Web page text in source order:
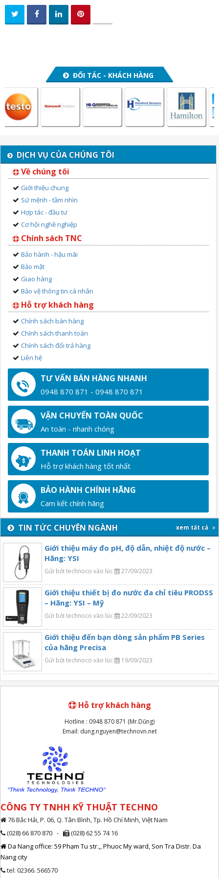
ĐỐI TÁC - KHÁCH HÀNG
DỊCH VỤ CỦA CHÚNG TÔI
Về chúng tôi
Giới thiệu chung
Sứ mệnh - tầm nhìn
Hợp tác - đầu tư
Cơ hội nghề nghiệp
Chính sách TNC
Bảo hành - hậu mãi
Bảo mật
Giao hàng
Bảo vệ thông tin cá nhân
Hỗ trợ khách hàng
Chính sách bán hàng
Chính sách thanh toán
Chính sách đổi trả hàng
Liên hệ
TƯ VẤN BÁN HÀNG NHANH
0948 870 871 - 0948 870 871
VẬN CHUYỂN TOÀN QUỐC
An toàn - nhanh chóng
THANH TOÁN LINH HOẠT
Hỗ trợ khách hàng tốt nhất
BẢO HÀNH CHÍNH HÃNG
Cam kết chính hãng
TIN TỨC CHUYÊN NGÀNH xem tất cả
Giới thiệu máy đo pH, độ dẫn, nhiệt độ nước –
Hãng: YSI
Gửi bởi technoco vào lúc 27/09/2023
Giới thiệu thiết bị đo nước đa chỉ tiêu PRODSS
– Hãng: YSI – Mỹ
Gửi bởi technoco vào lúc 22/09/2023
Giới thiệu đến bạn dòng sản phẩm PB Series
của hãng Precisa
Gửi bởi technoco vào lúc 19/09/2023
Hỗ trợ khách hàng
Hotline : 0948 870 871 (Mr.Dũng)
Email: dung.nguyen@technovn.net
CÔNG TY TNHH KỸ THUẬT TECHNO
76 Bắc Hải, P. 06, Q. Tân Bình, Tp. Hồ Chí Minh, Việt Nam
(028) 66 870 870 -
(028) 62 55 74 16
Da Nang office: 59 Phạm Tu str.,, Phuoc My ward, Son Tra Distr. Da
Nang city
tel: 02366. 566570